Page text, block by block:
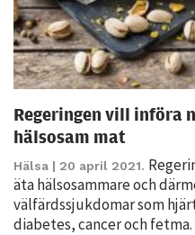
Regeringen vill införa
hälsosam mat
Hälsa | 20 april 2021.
äta hälsosammare och
välfärdssjukdomar som
diabetes, cancer och fetma.